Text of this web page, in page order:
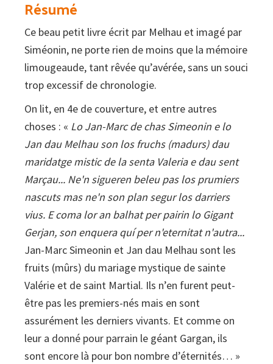
te'n
rapelas
?
Résumé
Ce beau petit livre écrit par Melhau et imagé par
Siméonin, ne porte rien de moins que la mémoire
limougeaude, tant rêvée qu’avérée, sans un souci
trop excessif de chronologie.
On lit, en 4e de couverture, et entre autres
choses : « Lo Jan-Marc de chas Simeonin e lo
Jan dau Melhau son los fruchs (madurs) dau
maridatge mistic de la senta Valeria e dau sent
Marçau... Ne'n sigueren beleu pas los prumiers
nascuts mas ne'n son plan segur los darriers
vius. E coma lor an balhat per pairin lo Gigant
Gerjan, son enquera quí per n'eternitat n'autra...
Jan-Marc Simeonin et Jan dau Melhau sont les
fruits (mûrs) du mariage mystique de sainte
Valérie et de saint Martial. Ils n’en furent peut-
être pas les premiers-nés mais en sont
assurément les derniers vivants. Et comme on
leur a donné pour parrain le géant Gargan, ils
sont encore là pour bon nombre d’éternités… »